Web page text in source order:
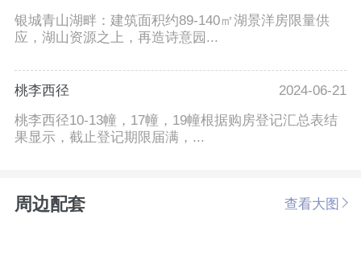
银城青山湖畔：建筑面积约89-140㎡湖景洋房限量供
应，湖山资源之上，再造诗意园...
桃李西径
2024-06-21
桃李西径10-13幢，17幢，19幢根据购房登记汇总表结
果显示，截止登记期限届满，...
周边配套 查看大图